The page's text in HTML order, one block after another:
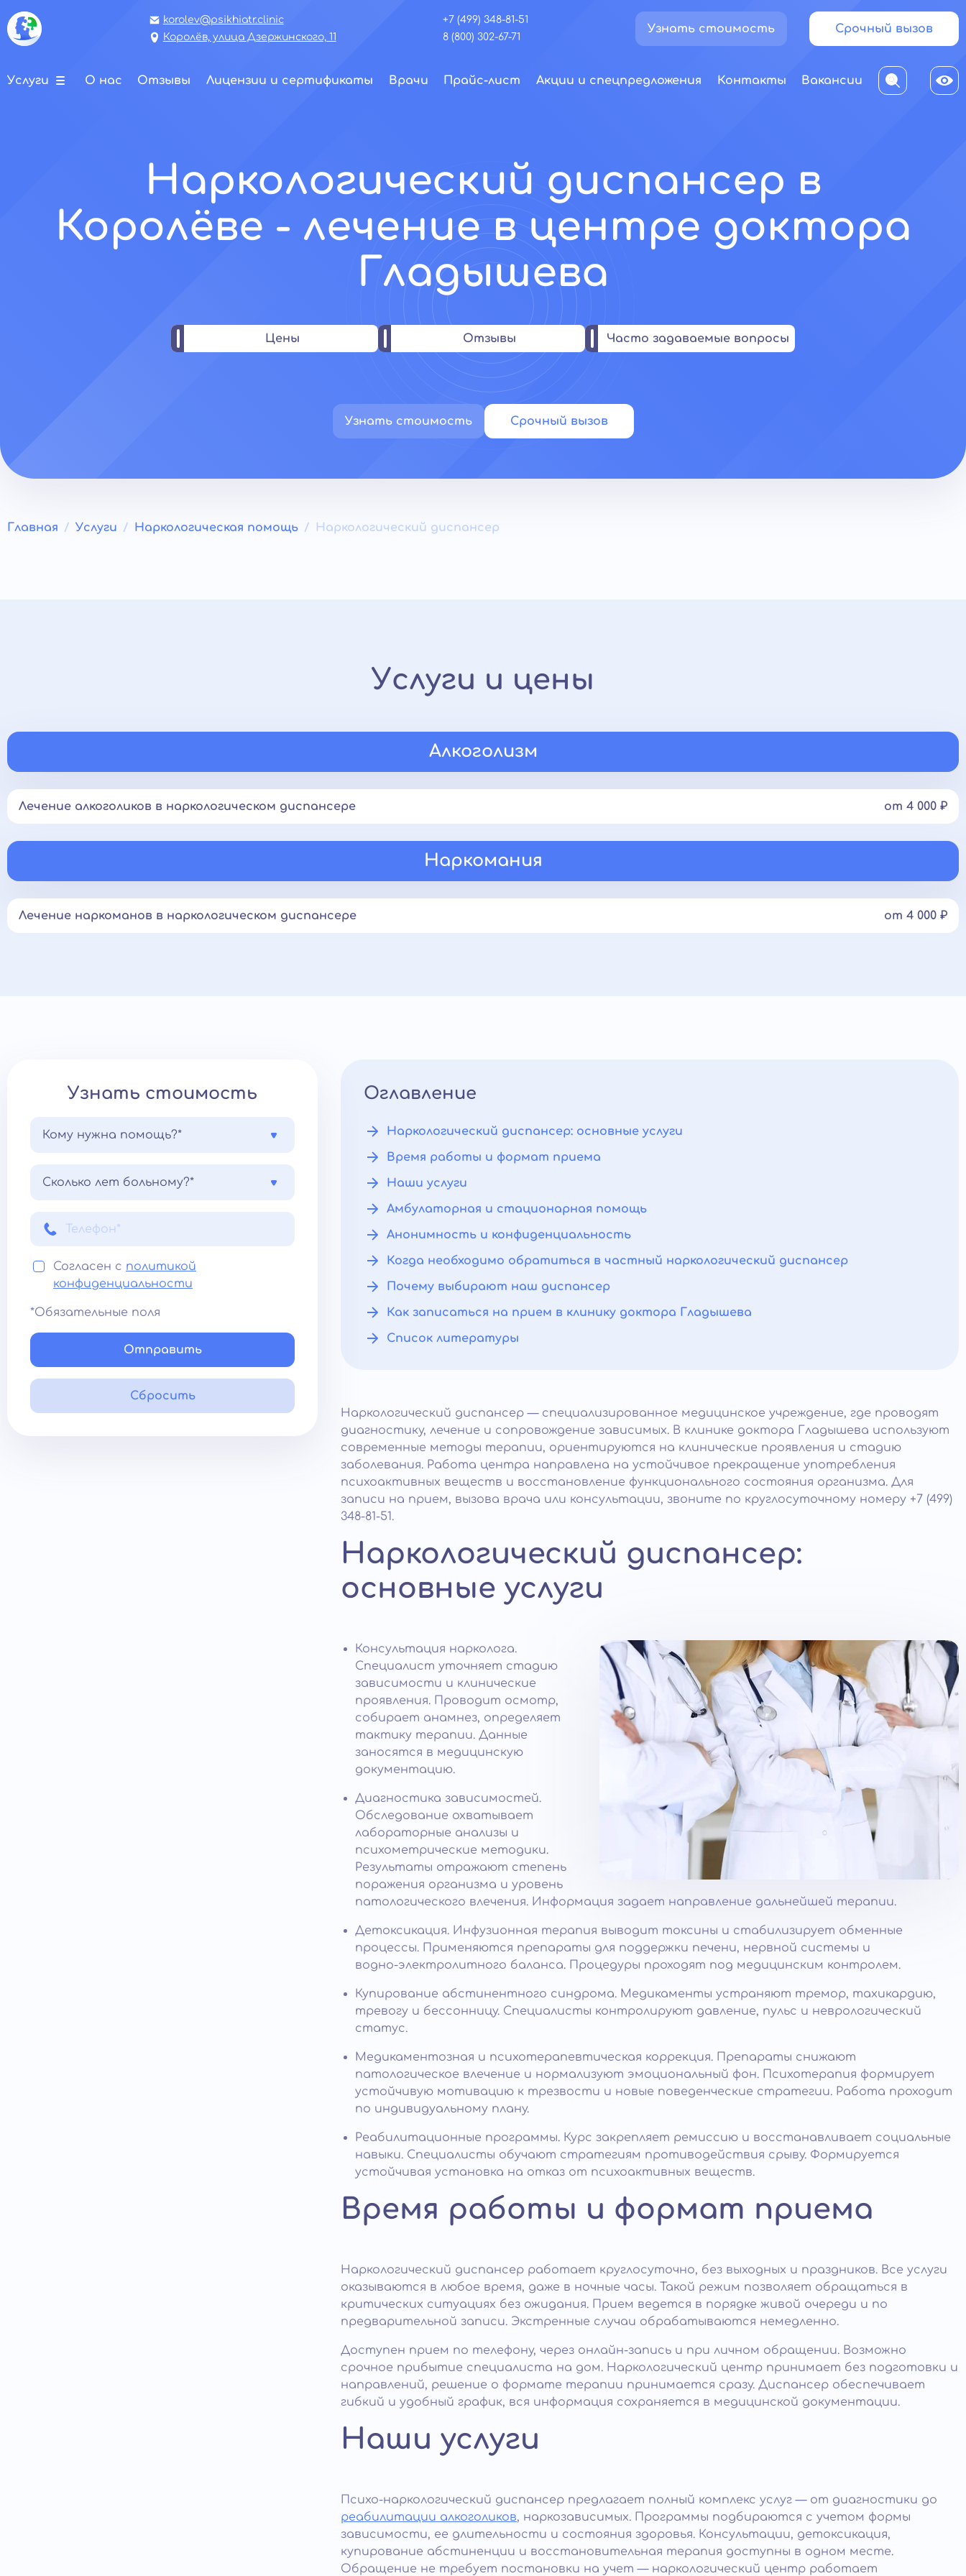
korolev@psikhiatr.clinic
Королёв, улица Дзержинского, 11
+7 (499) 348-81-51
8 (800) 302-67-71
Узнать стоимость Срочный вызов
Услуги О нас Отзывы Лицензии и сертификаты Врачи Прайс-лист Акции и спецпредложения Контакты Вакансии
Наркологический диспансер в
Королёве - лечение в центре доктора
Гладышева
Цены Отзывы Часто задаваемые вопросы
Узнать стоимость Срочный вызов
Главная Услуги Наркологическая помощь Наркологический диспансер
Услуги и цены
Алкоголизм
Лечение алкоголиков в наркологическом диспансере от 4 000 ₽
Наркомания
Лечение наркоманов в наркологическом диспансере от 4 000 ₽
Узнать стоимость
Кому нужна помощь?*
Сколько лет больному?*
Согласен с политикой
конфиденциальности
*Обязательные поля
Отправить
Сбросить
Оглавление
Наркологический диспансер: основные услуги
Время работы и формат приема
Наши услуги
Амбулаторная и стационарная помощь
Анонимность и конфиденциальность
Когда необходимо обратиться в частный наркологический диспансер
Почему выбирают наш диспансер
Как записаться на прием в клинику доктора Гладышева
Список литературы
Наркологический диспансер — специализированное медицинское учреждение, где проводят
диагностику, лечение и сопровождение зависимых. В клинике доктора Гладышева используют
современные методы терапии, ориентируются на клинические проявления и стадию
заболевания. Работа центра направлена на устойчивое прекращение употребления
психоактивных веществ и восстановление функционального состояния организма. Для
записи на прием, вызова врача или консультации, звоните по круглосуточному номеру +7 (499)
348-81-51.
Наркологический диспансер:
основные услуги
Консультация нарколога.
Специалист уточняет стадию
зависимости и клинические
проявления. Проводит осмотр,
собирает анамнез, определяет
тактику терапии. Данные
заносятся в медицинскую
документацию.
Диагностика зависимостей.
Обследование охватывает
лабораторные анализы и
психометрические методики.
Результаты отражают степень
поражения организма и уровень
патологического влечения. Информация задает направление дальнейшей терапии.
Детоксикация. Инфузионная терапия выводит токсины и стабилизирует обменные
процессы. Применяются препараты для поддержки печени, нервной системы и
водно‑электролитного баланса. Процедуры проходят под медицинским контролем.
Купирование абстинентного синдрома. Медикаменты устраняют тремор, тахикардию,
тревогу и бессонницу. Специалисты контролируют давление, пульс и неврологический
статус.
Медикаментозная и психотерапевтическая коррекция. Препараты снижают
патологическое влечение и нормализуют эмоциональный фон. Психотерапия формирует
устойчивую мотивацию к трезвости и новые поведенческие стратегии. Работа проходит
по индивидуальному плану.
Реабилитационные программы. Курс закрепляет ремиссию и восстанавливает социальные
навыки. Специалисты обучают стратегиям противодействия срыву. Формируется
устойчивая установка на отказ от психоактивных веществ.
Время работы и формат приема
Наркологический диспансер работает круглосуточно, без выходных и праздников. Все услуги
оказываются в любое время, даже в ночные часы. Такой режим позволяет обращаться в
критических ситуациях без ожидания. Прием ведется в порядке живой очереди и по
предварительной записи. Экстренные случаи обрабатываются немедленно.
Доступен прием по телефону, через онлайн-запись и при личном обращении. Возможно
срочное прибытие специалиста на дом. Наркологический центр принимает без подготовки и
направлений, решение о формате терапии принимается сразу. Диспансер обеспечивает
гибкий и удобный график, вся информация сохраняется в медицинской документации.
Наши услуги
Психо-наркологический диспансер предлагает полный комплекс услуг — от диагностики до
реабилитации алкоголиков, наркозависимых. Программы подбираются с учетом формы
зависимости, ее длительности и состояния здоровья. Консультации, детоксикация,
купирование абстиненции и восстановительная терапия доступны в одном месте.
Обращение не требует постановки на учет — наркологический центр работает